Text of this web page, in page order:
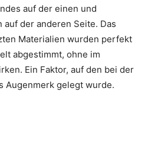
auf der einen und
der anderen Seite. Das
Materialien wurden perfekt
abgestimmt, ohne im
Ein Faktor, auf den bei der
Augenmerk gelegt wurde.